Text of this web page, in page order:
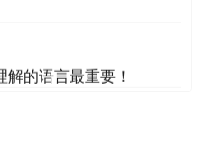
核阶段。按照早上讲
给90秒时间，评完后
间的差别。每道题目
的差距在2分之内都
的语言最重要！